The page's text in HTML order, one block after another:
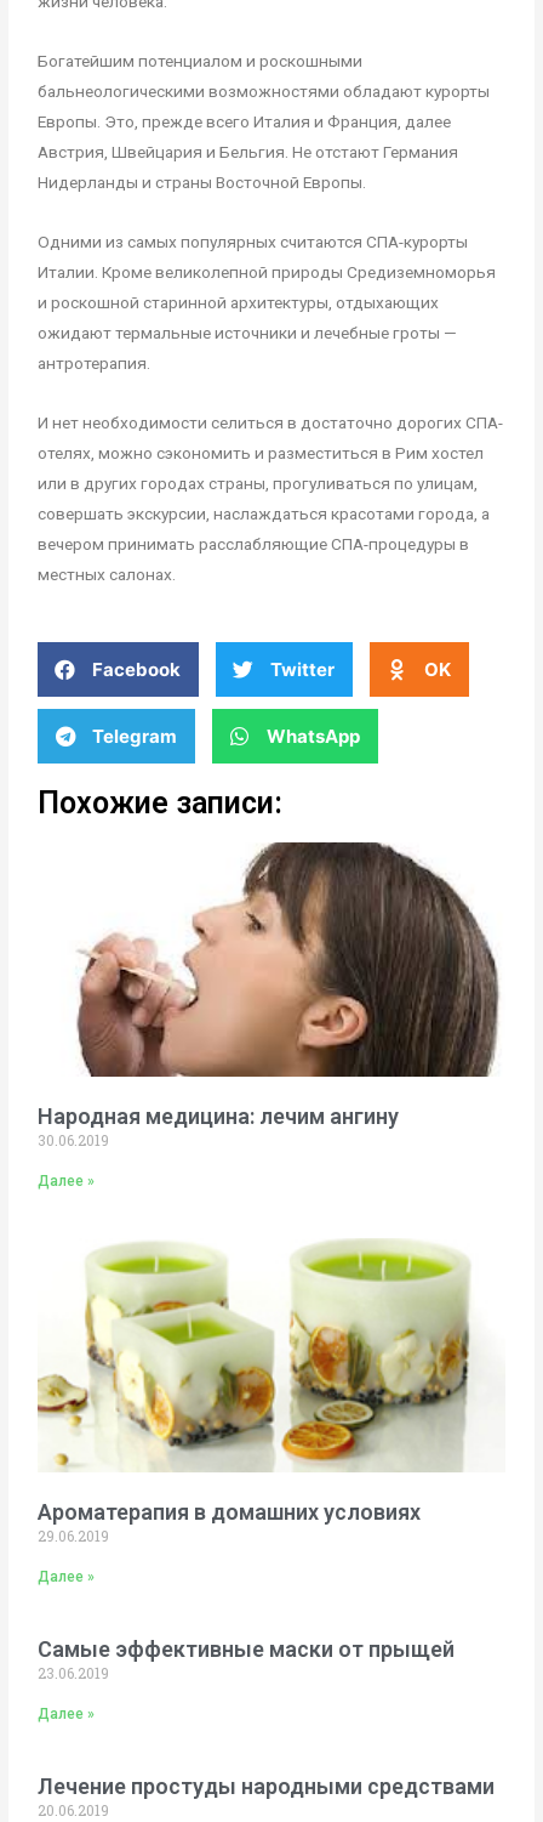
Богатейшим потенциалом и роскошными
бальнеологическими возможностями обладают курорты
Европы. Это, прежде всего Италия и Франция, далее
Австрия, Швейцария и Бельгия. Не отстают Германия
Нидерланды и страны Восточной Европы.
Одними из самых популярных считаются СПА-курорты
Италии. Кроме великолепной природы Средиземноморья
и роскошной старинной архитектуры, отдыхающих
ожидают термальные источники и лечебные гроты —
антротерапия.
И нет необходимости селиться в достаточно дорогих СПА-
отелях, можно сэкономить и разместиться в Рим хостел
или в других городах страны, прогуливаться по улицам,
совершать экскурсии, наслаждаться красотами города, а
вечером принимать расслабляющие СПА-процедуры в
местных салонах.
Facebook Twitter OK
Telegram WhatsApp
Похожие записи:
Народная медицина: лечим ангину
30.06.2019
Далее »
Ароматерапия в домашних условиях
29.06.2019
Далее »
Самые эффективные маски от прыщей
23.06.2019
Далее »
Лечение простуды народными средствами
20.06.2019